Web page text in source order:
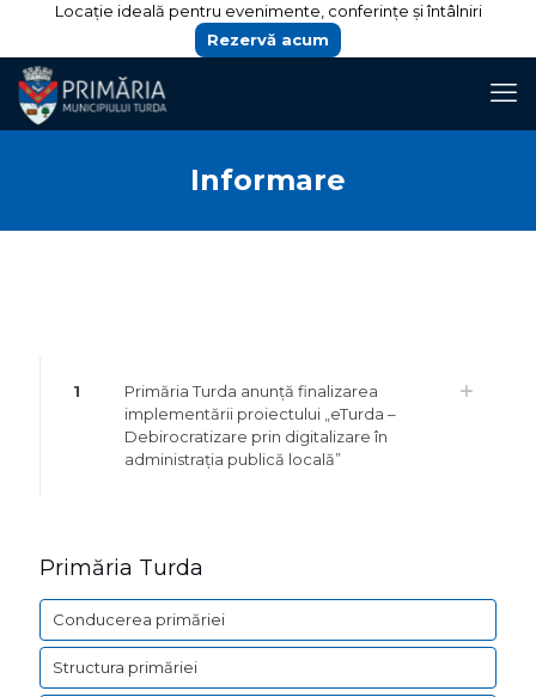
Locație ideală pentru evenimente, conferințe și întâlniri
Rezervă acum
Informare
1
Primăria Turda anunță finalizarea
implementării proiectului „eTurda –
Debirocratizare prin digitalizare în
administrația publică locală”
Primăria Turda
Conducerea primăriei
Structura primăriei